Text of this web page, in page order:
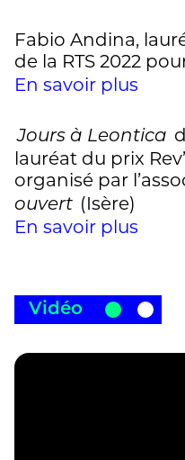
Fabio Andina,
de la RTS 2022
En savoir plus
Jours à Leontica
lauréat du prix
organisé par
ouvert (Isère)
En savoir plus
Vidéo